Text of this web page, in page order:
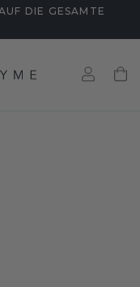
DIE GESAMTE